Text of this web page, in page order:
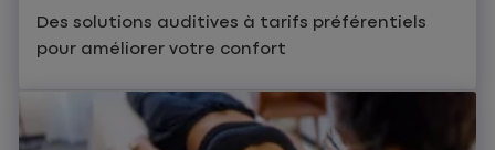
Des solutions auditives à tarifs préférentiels
pour améliorer votre confort